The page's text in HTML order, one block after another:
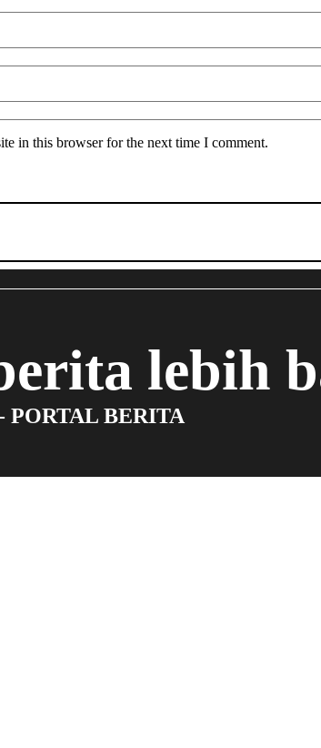
in this browser for the next time I comment.
lebih
PORTAL BERITA